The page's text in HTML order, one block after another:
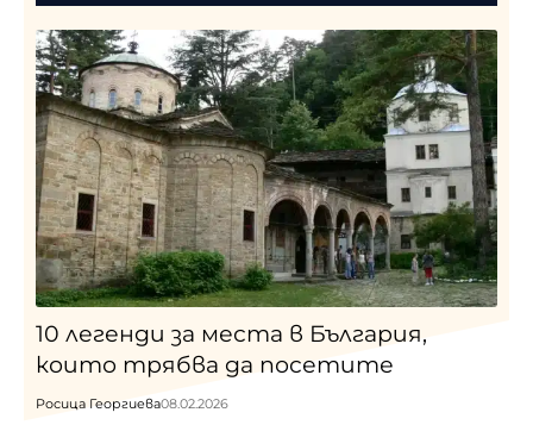
10 легенди за места в България,
които трябва да посетите
Росица Георгиева08.02.2026